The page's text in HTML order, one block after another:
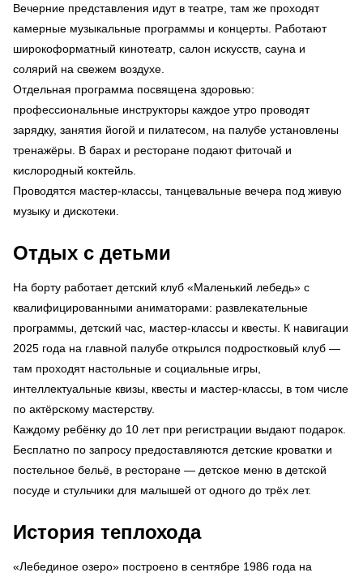
Вечерние представления идут в театре, там же проходят
камерные музыкальные программы и концерты. Работают
широкоформатный кинотеатр, салон искусств, сауна и
солярий на свежем воздухе.
Отдельная программа посвящена здоровью:
профессиональные инструкторы каждое утро проводят
зарядку, занятия йогой и пилатесом, на палубе установлены
тренажёры. В барах и ресторане подают фиточай и
кислородный коктейль.
Проводятся мастер-классы, танцевальные вечера под живую
музыку и дискотеки.
Отдых с детьми
На борту работает детский клуб «Маленький лебедь» с
квалифицированными аниматорами: развлекательные
программы, детский час, мастер-классы и квесты. К навигации
2025 года на главной палубе открылся подростковый клуб —
там проходят настольные и социальные игры,
интеллектуальные квизы, квесты и мастер-классы, в том числе
по актёрскому мастерству.
Каждому ребёнку до 10 лет при регистрации выдают подарок.
Бесплатно по запросу предоставляются детские кроватки и
постельное бельё, в ресторане — детское меню в детской
посуде и стульчики для малышей от одного до трёх лет.
История теплохода
«Лебединое озеро» построено в сентябре 1986 года на